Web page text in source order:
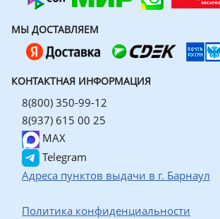
МЫ ДОСТАВЛЯЕМ
КОНТАКТНАЯ ИНФОРМАЦИЯ
8(800) 350-99-12
8(937) 615 00 25
MAX
Telegram
Адреса пунктов выдачи в г. Барнаул
Политика конфиденциальности